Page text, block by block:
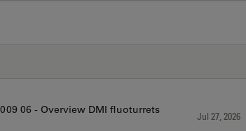
06 - Overview DMI fluoturrets
Jul 27, 2026